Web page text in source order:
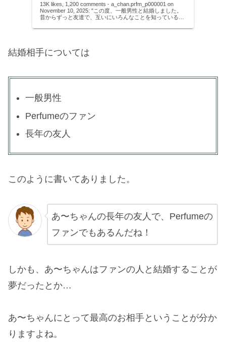
13K likes, 1,200 comments - a_chan.prfm_p000001 on
November 10, 2025: "この度、一般男性と結婚しました。
昔からずっと友達で、互いにいろんなことを知っている
結婚相手については
一般男性
Perfumeのファン
長年の友人
このように書いてありました。
あ〜ちゃんの長年の友人で、Perfumeの
ファンでもあるんだね！
しかも、あ〜ちゃんはファンの人と結婚することが
夢だったとか…
あ〜ちゃんにとって最高のお相手ということが分か
りますよね。